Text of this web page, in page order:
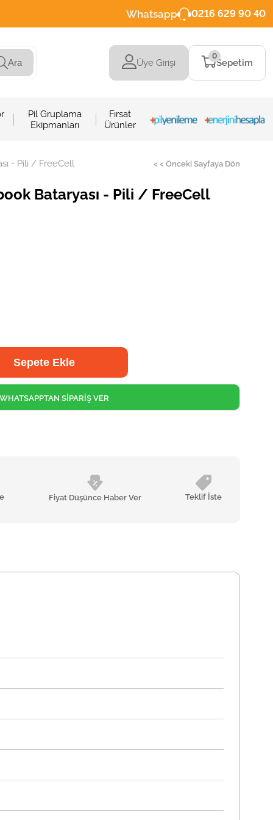
Whatsapp 0216 629 90 40
Ara Üye Girişi Sepetim
0
Pil Gruplama
Ekipmanları
Fırsat
Ürünler
- Pili / FreeCell < < Önceki Sayfaya Dön
Bataryası - Pili / FreeCell
Fiyat Düşünce Haber Ver Teklif İste
SİPARİŞ VER